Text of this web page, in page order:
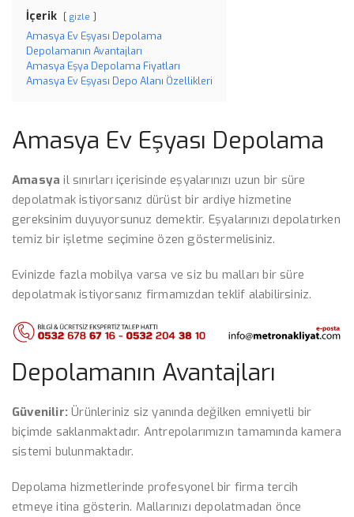
İçerik gizle
Amasya Ev Eşyası Depolama
Depolamanın Avantajları
Amasya Eşya Depolama Fiyatları
Amasya Ev Eşyası Depo Alanı Özellikleri
Amasya Ev Eşyası Depolama
Amasyail sınırları içerisinde eşyalarınızı uzun bir süre
depolatmak istiyorsanız dürüst bir ardiye hizmetine
gereksinim duyuyorsunuz demektir. Eşyalarınızı depolatırken
temiz bir işletme seçimine özen göstermelisiniz.
Evinizde fazla mobilya varsa ve siz bu malları bir süre
depolatmak istiyorsanız firmamızdan teklif alabilirsiniz.
Depolamanın Avantajları
Güvenilir:Ürünleriniz siz yanında değilken emniyetli bir
biçimde saklanmaktadır. Antrepolarımızın tamamında kamera
sistemi bulunmaktadır.
Depolama hizmetlerinde profesyonel bir firma tercih
etmeye itina gösterin. Mallarınızı depolatmadan önce